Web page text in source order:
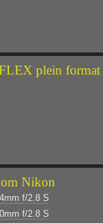
plein format
Nikon
f/2.8 S
f/2.8 S